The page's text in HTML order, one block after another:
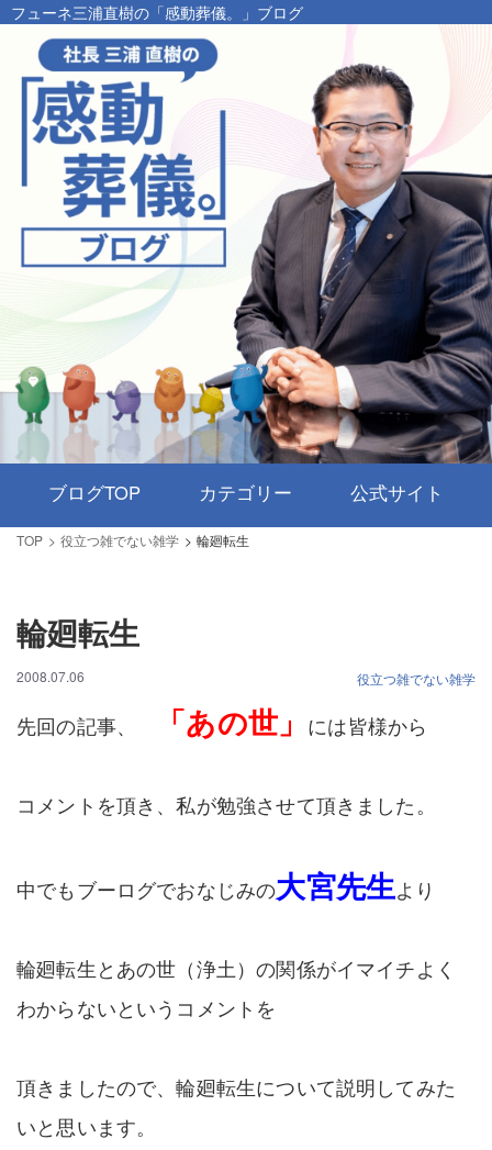
フューネ三浦直樹の「感動葬儀。」ブログ
ブログTOP カテゴリー 公式サイト
TOP 役立つ雑でない雑学 輪廻転生
輪廻転生
2008.07.06 役立つ雑でない雑学
先回の記事、 「あの世」 には皆様から
コメントを頂き、私が勉強させて頂きました。
中でもブーログでおなじみの大宮先生より
輪廻転生とあの世（浄土）の関係がイマイチよく
わからないというコメントを
頂きましたので、輪廻転生について説明してみた
いと思います。